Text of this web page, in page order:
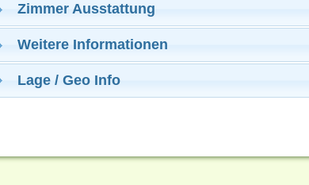
Zimmer Ausstattung
Weitere Informationen
Lage / Geo Info